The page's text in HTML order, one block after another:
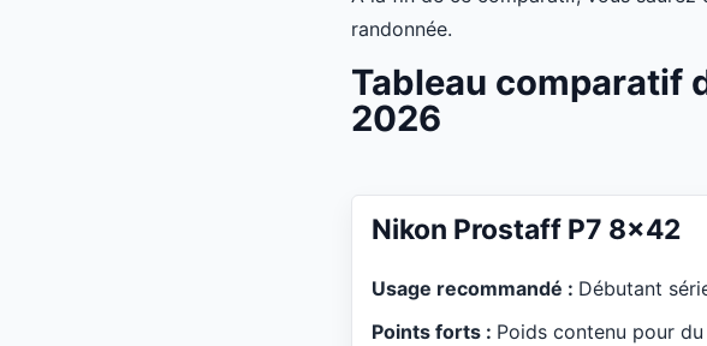
randonnée.
Tableau comparatif
2026
Nikon Prostaff P7 8x42
Usage recommandé : Débutant
Points forts : Poids contenu pour